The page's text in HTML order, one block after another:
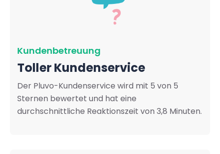
Kundenbetreuung
Toller Kundenservice
Der Pluvo-Kundenservice wird mit 5 von 5
Sternen bewertet und hat eine
durchschnittliche Reaktionszeit von 3,8 Minuten.